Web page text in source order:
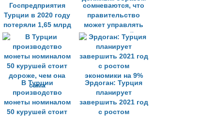
Госпредприятия
Турции в 2020 году
потеряли 1,65 млрд
долларов
сомневаются, что
правительство
может управлять
экономикой
должным образом
В Турции
производство
монеты номиналом
50 курушей стоит
Эрдоган: Турция
планирует
завершить 2021 год
с ростом